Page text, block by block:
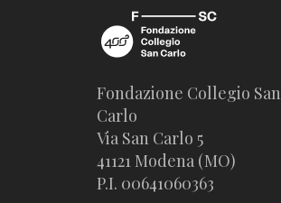
Fondazione Collegio San
Carlo
Via San Carlo 5
41121 Modena (MO)
P.I. 00641060363